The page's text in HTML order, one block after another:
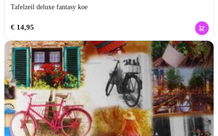
Tafelzeil deluxe fantasy koe
€14,95